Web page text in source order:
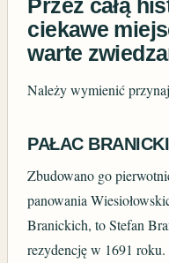
Przez całą
ciekawe
warte
Należy wymienić
PAŁAC
Zbudowano go
panowania
Branickich, to Stefan
rezydencję w 1691 roku.